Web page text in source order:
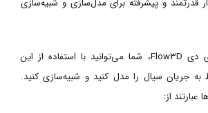
در انجام پروژه فلوتری دی Flow3D، شما می‌توانید با استفاده از این
به جریان سیال را مدل کنید و شبیه‌سازی کنید.
عبارتند از: